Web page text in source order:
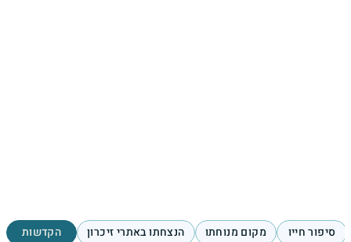
סיפור חייו מקום מנוחתו הנצחתו באתרי זיכרון הקדשות